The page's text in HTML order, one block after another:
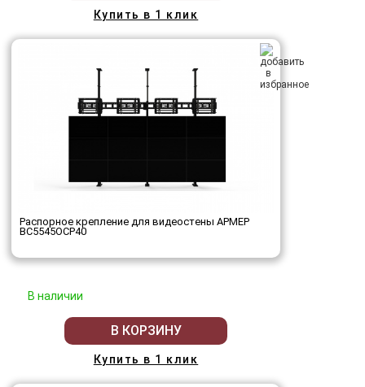
Купить в 1 клик
Распорное крепление для видеостены АРМЕР
ВС5545ОСР40
В наличии
В КОРЗИНУ
Купить в 1 клик